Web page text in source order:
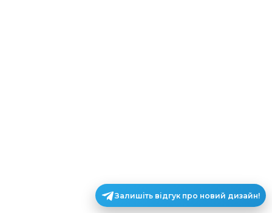
Залишіть відгук про новий дизайн!